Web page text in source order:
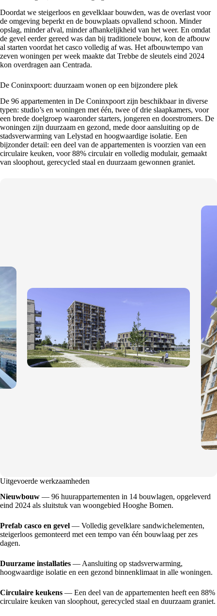
Doordat we steigerloos en gevelklaar bouwden, was de overlast voor
de omgeving beperkt en de bouwplaats opvallend schoon. Minder
opslag, minder afval, minder afhankelijkheid van het weer. En omdat
de gevel eerder gereed was dan bij traditionele bouw, kon de afbouw
al starten voordat het casco volledig af was. Het afbouwtempo van
zeven woningen per week maakte dat Trebbe de sleutels eind 2024
kon overdragen aan Centrada.
De Coninxpoort: duurzaam wonen op een bijzondere plek
De 96 appartementen in De Coninxpoort zijn beschikbaar in diverse
typen: studio’s en woningen met één, twee of drie slaapkamers, voor
een brede doelgroep waaronder starters, jongeren en doorstromers. De
woningen zijn duurzaam en gezond, mede door aansluiting op de
stadsverwarming van Lelystad en hoogwaardige isolatie. Een
bijzonder detail: een deel van de appartementen is voorzien van een
circulaire keuken, voor 88% circulair en volledig modulair, gemaakt
van sloophout, gerecycled staal en duurzaam gewonnen graniet.
Uitgevoerde werkzaamheden
Nieuwbouw — 96 huurappartementen in 14 bouwlagen, opgeleverd
eind 2024 als sluitstuk van woongebied Hooghe Bomen.
Prefab casco en gevel — Volledig gevelklare sandwichelementen,
steigerloos gemonteerd met een tempo van één bouwlaag per zes
dagen.
Duurzame installaties — Aansluiting op stadsverwarming,
hoogwaardige isolatie en een gezond binnenklimaat in alle woningen.
Circulaire keukens — Een deel van de appartementen heeft een 88%
circulaire keuken van sloophout, gerecycled staal en duurzaam graniet.